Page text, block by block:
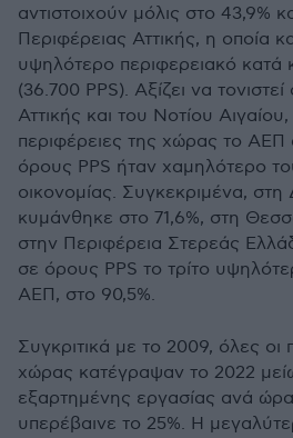
αντιστοιχούν μόλις στο 43,9%
Περιφέρειας Αττικής, η οποία
υψηλότερο περιφερειακό κατά
(36.700 PPS). Αξίζει να
Αττικής και του Νοτίου
περιφέρειες της χώρας το ΑΕΠ
όρους PPS ήταν χαμηλότερο
οικονομίας. Συγκεκριμένα, στη
κυμάνθηκε στο 71,6%, στη
στην Περιφέρεια Στερεάς
σε όρους PPS το τρίτο
ΑΕΠ, στο 90,5%.
Συγκριτικά με το 2009, όλες οι
χώρας κατέγραψαν το 2022
εξαρτημένης εργασίας ανά
υπερέβαινε το 25%. Η